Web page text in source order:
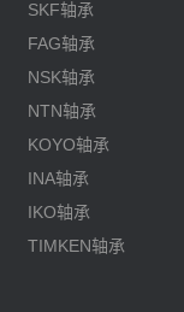
SKF轴承
FAG轴承
NSK轴承
NTN轴承
KOYO轴承
INA轴承
IKO轴承
TIMKEN轴承